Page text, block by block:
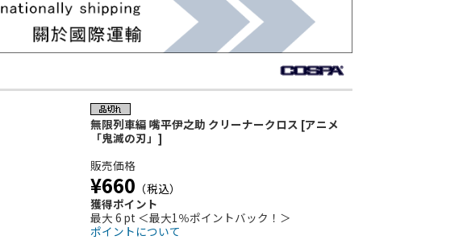
無限列車編 嘴平伊之助 クリーナークロス [アニメ
「鬼滅の刃」]
販売価格
¥660 （税込）
獲得ポイント
最大 6 pt ＜最大1％ポイントバック！＞
ポイントについて